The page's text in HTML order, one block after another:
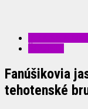
Fanúšikovia
tehotenské